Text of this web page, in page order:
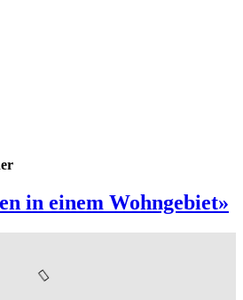
in einem Wohngebiet»